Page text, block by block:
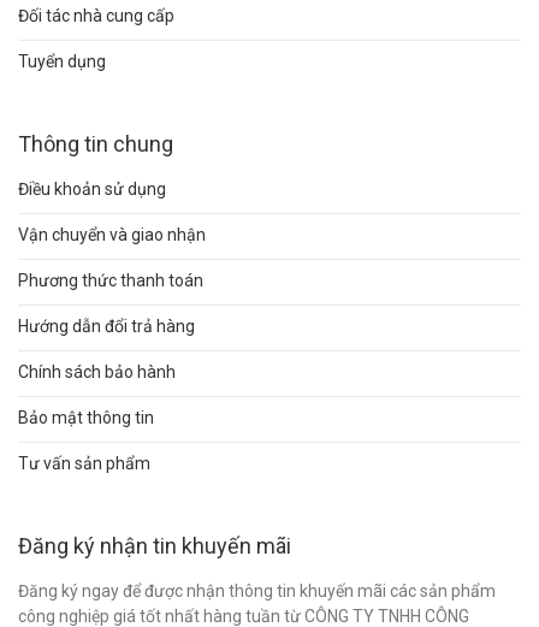
Đối tác nhà cung cấp
Tuyển dụng
Thông tin chung
Điều khoản sử dụng
Vận chuyển và giao nhận
Phương thức thanh toán
Hướng dẫn đổi trả hàng
Chính sách bảo hành
Bảo mật thông tin
Tư vấn sản phẩm
Đăng ký nhận tin khuyến mãi
Đăng ký ngay để được nhận thông tin khuyến mãi các sản phẩm
công nghiệp giá tốt nhất hàng tuần từ CÔNG TY TNHH CÔNG